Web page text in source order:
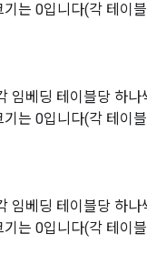
는 0입니다(각 테이
임베딩 테이블당 하
는 0입니다(각 테이
임베딩 테이블당 하
는 0입니다(각 테이